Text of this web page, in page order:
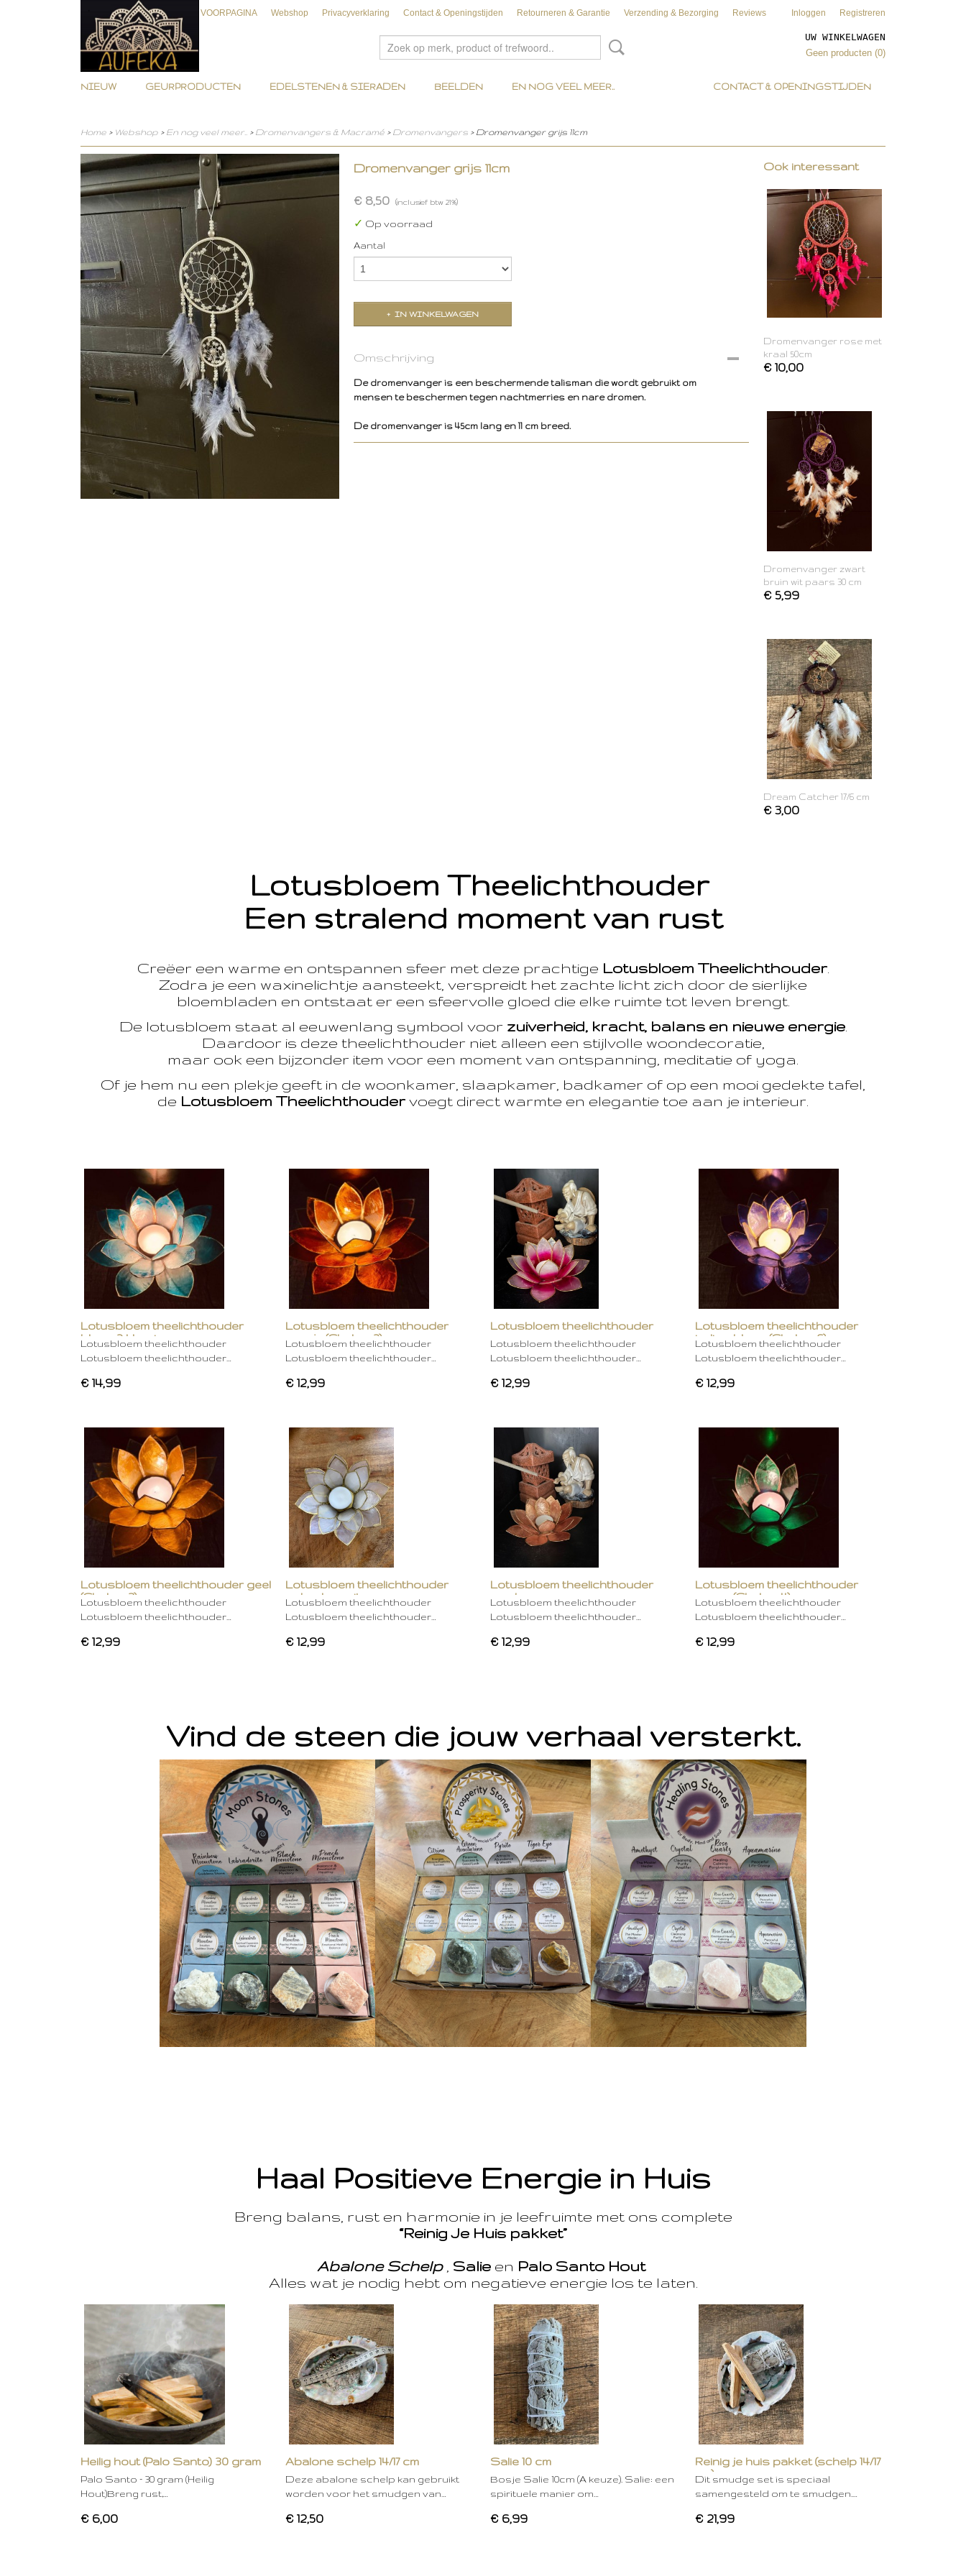
VOORPAGINA Webshop Privacyverklaring Contact & Openingstijden Retourneren & Garantie Verzending & Bezorging Reviews Inloggen Registreren
UW WINKELWAGEN
Geen producten (0)
CONTACT & OPENINGSTIJDEN
NIEUW GEURPRODUCTEN EDELSTENEN & SIERADEN BEELDEN EN NOG VEEL MEER..
Home > Webshop > En nog veel meer.. > Dromenvangers & Macramé > Dromenvangers > Dromenvanger grijs 11cm
Dromenvanger grijs 11cm
€ 8,50 (inclusief btw 21%)
✓ Op voorraad
Aantal
IN WINKELWAGEN
Omschrijving
De dromenvanger is een beschermende talisman die wordt gebruikt om
mensen te beschermen tegen nachtmerries en nare dromen.
De dromenvanger is 45cm lang en 11 cm breed.
Ook interessant
Dromenvanger rose met
kraal 50cm
€ 10,00
Dromenvanger zwart
bruin wit paars 30 cm
€ 5,99
Dream Catcher 17/6 cm
€ 3,00
Lotusbloem Theelichthouder
Een stralend moment van rust
Creëer een warme en ontspannen sfeer met deze prachtige Lotusbloem Theelichthouder.
Zodra je een waxinelichtje aansteekt, verspreidt het zachte licht zich door de sierlijke
bloembladen en ontstaat er een sfeervolle gloed die elke ruimte tot leven brengt.
De lotusbloem staat al eeuwenlang symbool voor zuiverheid, kracht, balans en nieuwe energie.
Daardoor is deze theelichthouder niet alleen een stijlvolle woondecoratie,
maar ook een bijzonder item voor een moment van ontspanning, meditatie of yoga.
Of je hem nu een plekje geeft in de woonkamer, slaapkamer, badkamer of op een mooi gedekte tafel,
de Lotusbloem Theelichthouder voegt direct warmte en elegantie toe aan je interieur.
Lotusbloem theelichthouder
blauw 2 kleurig
Lotusbloem theelichthouder
Lotusbloem theelichthouder…
€ 14,99
Lotusbloem theelichthouder
oranje (Chakra 2)
Lotusbloem theelichthouder
Lotusbloem theelichthouder…
€ 12,99
Lotusbloem theelichthouder
rose
Lotusbloem theelichthouder
Lotusbloem theelichthouder…
€ 12,99
Lotusbloem theelichthouder
indigo blauw (Chakra 6)
Lotusbloem theelichthouder
Lotusbloem theelichthouder…
€ 12,99
Lotusbloem theelichthouder geel
(Chakra 3)
Lotusbloem theelichthouder
Lotusbloem theelichthouder…
€ 12,99
Lotusbloem theelichthouder
gebroken wit
Lotusbloem theelichthouder
Lotusbloem theelichthouder…
€ 12,99
Lotusbloem theelichthouder
mocha
Lotusbloem theelichthouder
Lotusbloem theelichthouder…
€ 12,99
Lotusbloem theelichthouder
groen (Chakra 4)
Lotusbloem theelichthouder
Lotusbloem theelichthouder…
€ 12,99
Vind de steen die jouw verhaal versterkt.
Haal Positieve Energie in Huis
Breng balans, rust en harmonie in je leefruimte met ons complete
“Reinig Je Huis pakket”
Abalone Schelp, Salie en Palo Santo Hout
Alles wat je nodig hebt om negatieve energie los te laten.
Heilig hout (Palo Santo) 30 gram
Palo Santo – 30 gram (Heilig
Hout)Breng rust,…
€ 6,00
Abalone schelp 14/17 cm
Deze abalone schelp kan gebruikt
worden voor het smudgen van…
€ 12,50
Salie 10 cm
Bosje Salie 10cm (A keuze). Salie: een
spirituele manier om…
€ 6,99
Reinig je huis pakket (schelp 14/17
cm)
Dit smudge set is speciaal
samengesteld om te smudgen.…
€ 21,99